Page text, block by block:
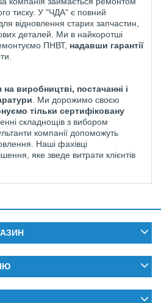
тиску. У "ЧДА" є повний
відновлення старих запчастин,
деталей. Ми в найкоротші
ПНВТ, надавши гарантії
виробництві, постачанні і
. Ми дорожимо своєю
тільки сертифіковану
складнощів з вибором
компанії допоможуть
Наші фахівці
яке зведе витрати клієнтів